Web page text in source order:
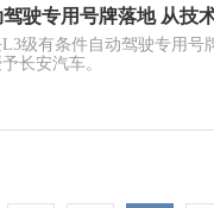
驶专用号牌落地 从技
级有条件自动驾驶专用号
长安汽车。